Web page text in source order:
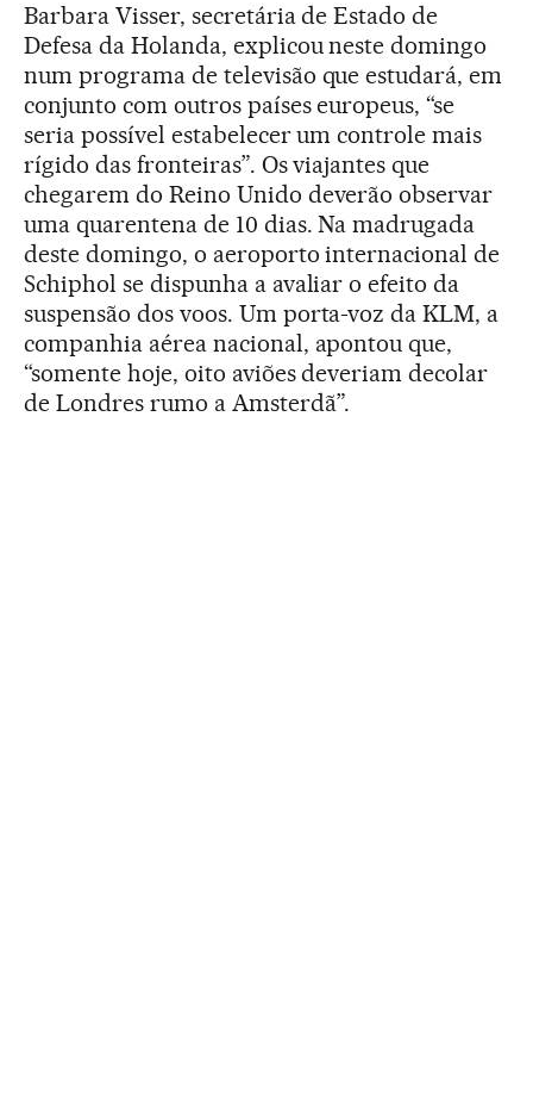
Barbara Visser, secretária de Estado de
Defesa da Holanda, explicou neste domingo
num programa de televisão que estudará, em
conjunto com outros países europeus, “se
seria possível estabelecer um controle mais
rígido das fronteiras”. Os viajantes que
chegarem do Reino Unido deverão observar
uma quarentena de 10 dias. Na madrugada
deste domingo, o aeroporto internacional de
Schiphol se dispunha a avaliar o efeito da
suspensão dos voos. Um porta-voz da KLM, a
companhia aérea nacional, apontou que,
“somente hoje, oito aviões deveriam decolar
de Londres rumo a Amsterdã”.